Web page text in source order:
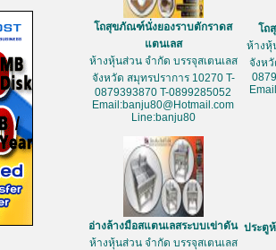
โถสุขภัณฑ์นั่งยองราบตักราดส
แตนเลส
ห้างหุ้นส่วน จำกัด บรรจุสเตนเลส
จังหวัด สมุทรปราการ 10270 T-
0879393870 T-0899285052
Email:banju80@Hotmail.com
Line:banju80
โถ
ห้างหุ้
จังห
อ่างล้างมือสแตนเลสระบบเข่าดัน
ห้างหุ้นส่วน จำกัด บรรจุสเตนเลส
ประตู